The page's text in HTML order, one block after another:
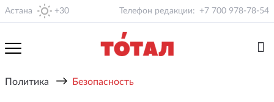
Астана +30 Телефон редакции: +7 700 978-78-54
Политика → Безопасность